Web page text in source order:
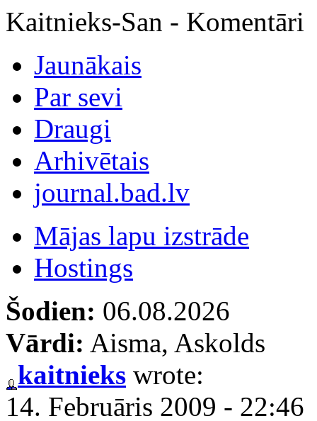
Kaitnieks-San - Komentāri
Jaunākais
Par sevi
Draugi
Arhivētais
journal.bad.lv
Mājas lapu izstrāde
Hostings
Šodien: 06.08.2026
Vārdi: Aisma, Askolds
kaitnieks wrote:
14. Februāris 2009 - 22:46